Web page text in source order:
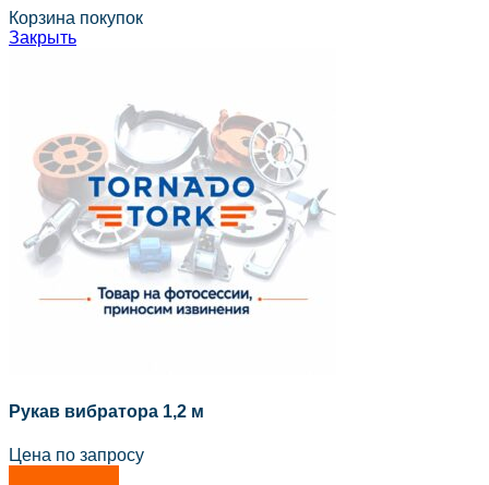
Корзина покупок
Закрыть
Рукав вибратора 1,2 м
Цена по запросу